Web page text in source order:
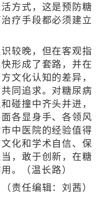
方式，这是预防糖
疗手段都必须建立
晚，但在客观指
形成了套路，并在
文化认知的差异，
同追求。对糖尿病
碰撞中齐头并进，
各显身手、各领风
中医院的经验值得
化和学术自信、保
，敢于创新，在糖
。（温长路）
（责任编辑：刘茜）